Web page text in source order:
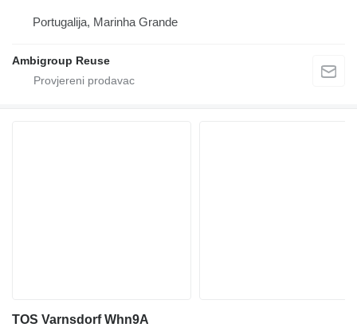
Portugalija, Marinha Grande
Ambigroup Reuse
TOS Varnsdorf Whn9A